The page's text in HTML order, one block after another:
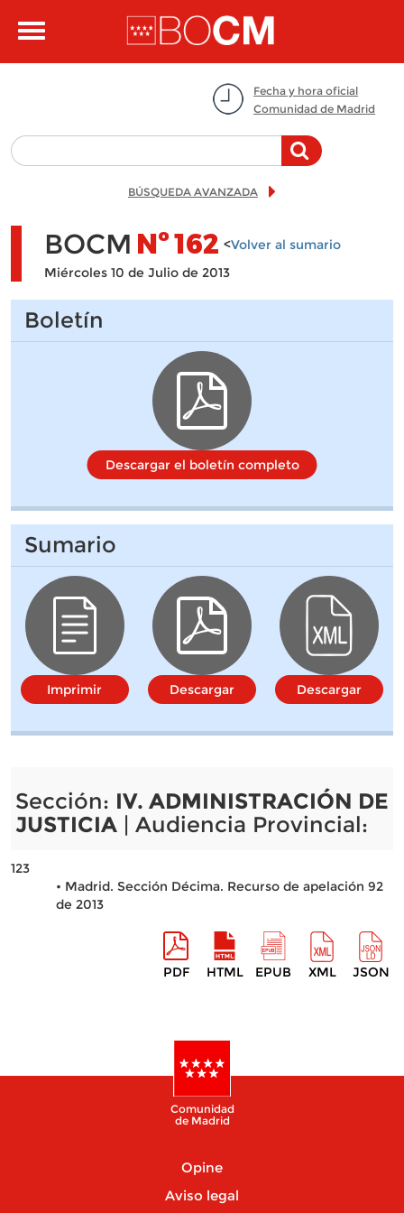
Toggle
Fecha y hora oficial
Comunidad de Madrid
BÚSQUEDA AVANZADA
BOCM Nº162 <Volver al sumario
Miércoles 10 de Julio de 2013
Boletín
Descargar el boletín completo
Sumario
Imprimir Descargar Descargar
Sección: IV. ADMINISTRACIÓN DE
JUSTICIA| Audiencia Provincial:
123
• Madrid. Sección Décima. Recurso de apelación 92
de 2013
PDF HTML EPUB XML JSON
Comunidad
de Madrid
Opine
Aviso legal